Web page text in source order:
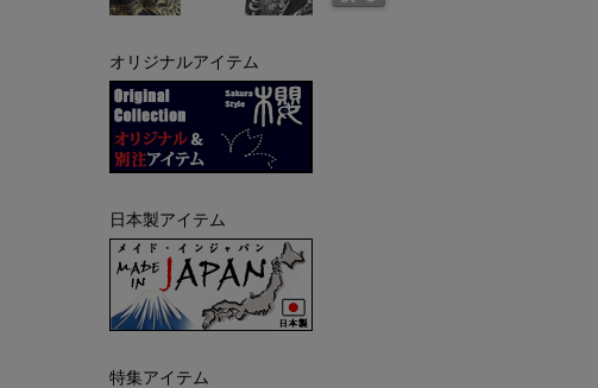
オリジナルアイテム
日本製アイテム
特集アイテム